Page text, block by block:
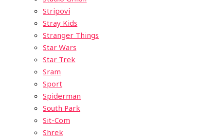
Stripovi
Stray Kids
Stranger Things
Star Wars
Star Trek
Sram
Sport
Spiderman
South Park
Sit-Com
Shrek